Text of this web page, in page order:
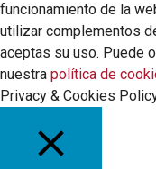
funcionamiento de la
utilizar complementos
aceptas su uso. Puede
nuestra política de
Privacy & Cookies